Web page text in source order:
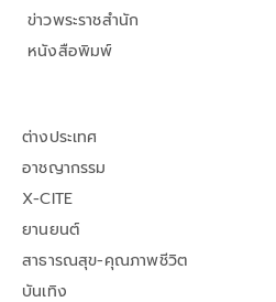
ข่าวพระราชสำนัก
หนังสือพิมพ์
ต่างประเทศ
อาชญากรรม
X-CITE
ยานยนต์
สาธารณสุข-คุณภาพชีวิต
บันเทิง